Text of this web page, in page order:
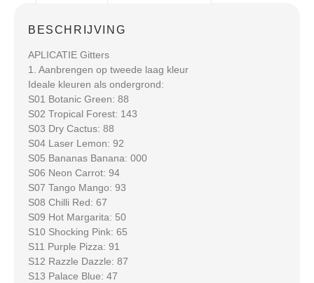
BESCHRIJVING
APLICATIE Gitters
1. Aanbrengen op tweede laag kleur
Ideale kleuren als ondergrond:
S01 Botanic Green: 88
S02 Tropical Forest: 143
S03 Dry Cactus: 88
S04 Laser Lemon: 92
S05 Bananas Banana: 000
S06 Neon Carrot: 94
S07 Tango Mango: 93
S08 Chilli Red: 67
S09 Hot Margarita: 50
S10 Shocking Pink: 65
S11 Purple Pizza: 91
S12 Razzle Dazzle: 87
S13 Palace Blue: 47